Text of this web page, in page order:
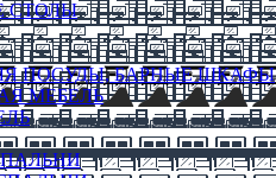
СТОЛЫ
ПОСУДЫ, БАРНЫЕ ШКАФЫ
МЕБЕЛЬ